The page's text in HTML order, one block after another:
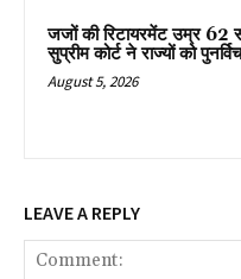
जजों की रिटायरमेंट उम्र 62
सुप्रीम कोर्ट ने राज्यों को
August 5, 2026
LEAVE A REPLY